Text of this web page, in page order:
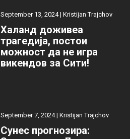
September 13, 2024 | Kristijan Trajchov
Халанд доживеа
трагедија, постои
можност да не игра
викендов за Сити!
September 7, 2024 | Kristijan Trajchov
Сунес прогнозира: